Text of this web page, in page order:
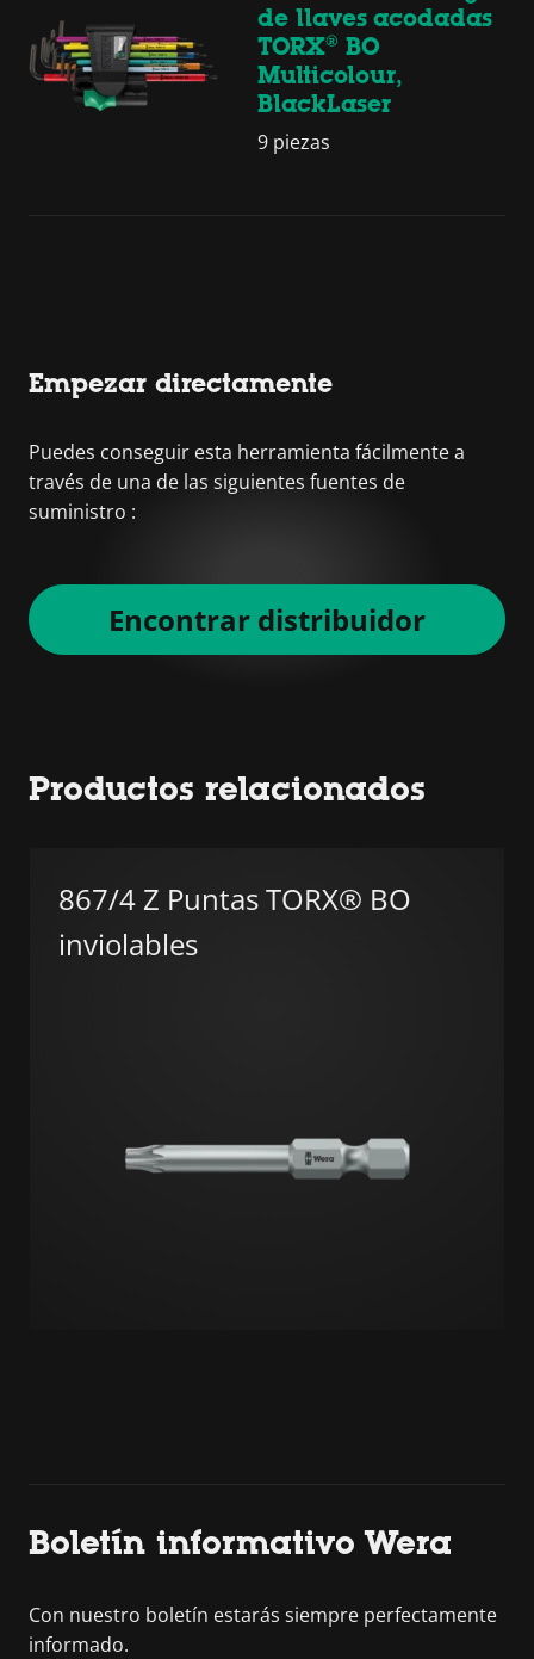
de llaves acodadas
TORX® BO
Multicolour,
BlackLaser
9 piezas
Empezar directamente
Puedes conseguir esta herramienta fácilmente a
través de una de las siguientes fuentes de
suministro :
Encontrar distribuidor
Productos relacionados
867/4 Z Puntas TORX® BO
inviolables
Boletín informativo Wera
Con nuestro boletín estarás siempre perfectamente
informado.